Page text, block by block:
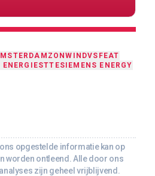
ZONWINDVS FEAT
TTESIEMENS ENERGY
opgestelde informatie kan op
worden ontleend. Alle door ons
zijn geheel vrijblijvend.